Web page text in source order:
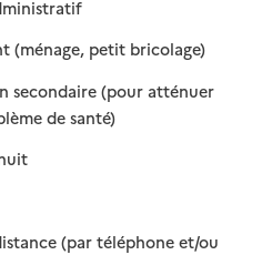
(ménage, petit bricolage): disponible
: non
secondaire (pour atténuer
de santé): disponible
: non disponible
disponible
(par téléphone et/ou